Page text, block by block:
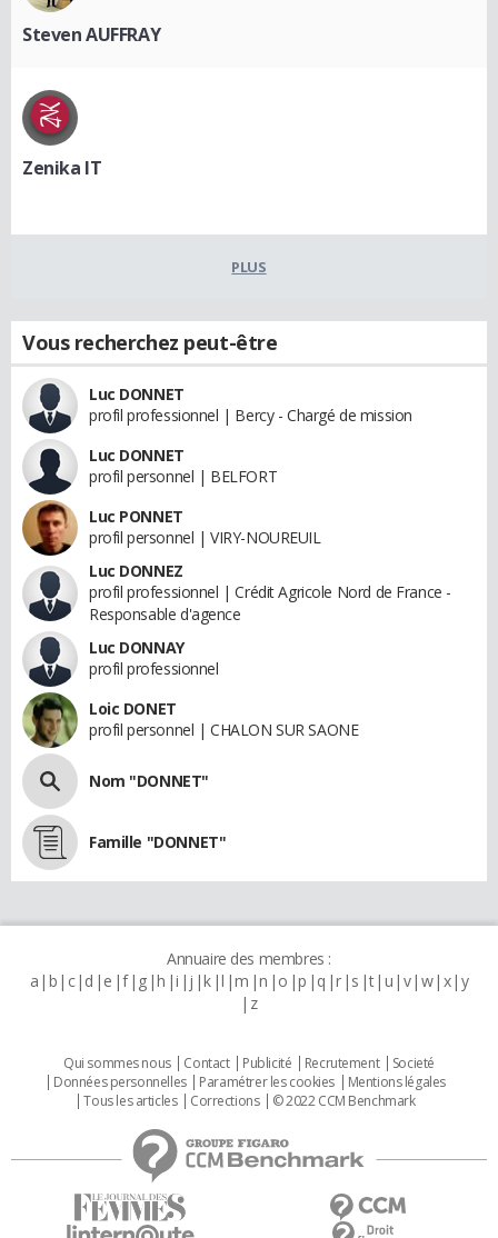
Steven AUFFRAY
Zenika IT
PLUS
Vous recherchez peut-être
Luc DONNET
profil professionnel | Bercy - Chargé de mission
Luc DONNET
profil personnel | BELFORT
Luc PONNET
profil personnel | VIRY-NOUREUIL
Luc DONNEZ
profil professionnel | Crédit Agricole Nord de France -
Responsable d'agence
Luc DONNAY
profil professionnel
Loic DONET
profil personnel | CHALON SUR SAONE
Nom "DONNET"
Famille "DONNET"
Annuaire des membres :
a b c d e f g h i j k l m n o p q r s t u v w x y
z
Qui sommes nous Contact Publicité Recrutement
Societé
Données personnelles
Paramétrer les cookies
Mentions légales
Tous les articles
Corrections © 2022 CCM Benchmark